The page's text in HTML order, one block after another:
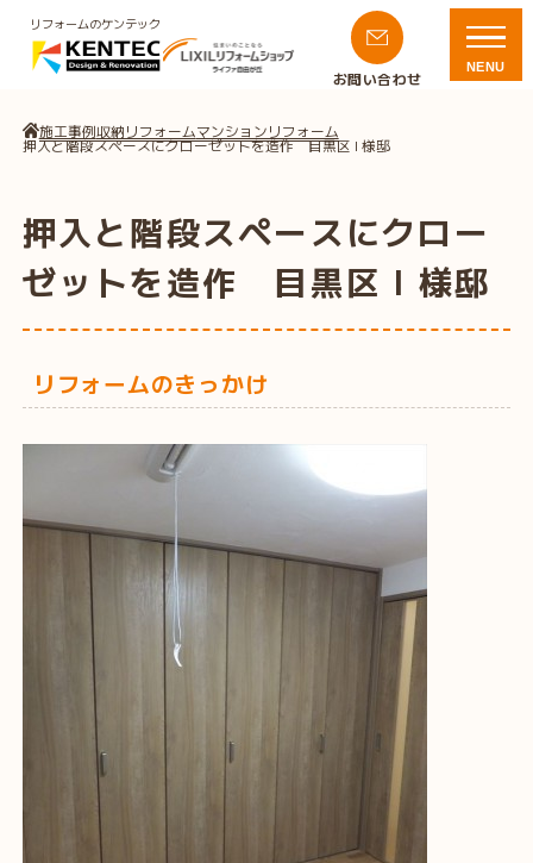
リフォームのケンテック
お問い合わせ
NENU
施工事例収納リフォームマンションリフォーム
押入と階段スペースにクローゼットを造作 目黒区 I 様邸
押入と階段スペースにクロー
ゼットを造作 目黒区 I 様邸
リフォームのきっかけ